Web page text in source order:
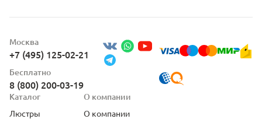
Москва
+7 (495) 125-02-21
Бесплатно
8 (800) 200-03-19
Каталог
Люстры
О компании
О компании